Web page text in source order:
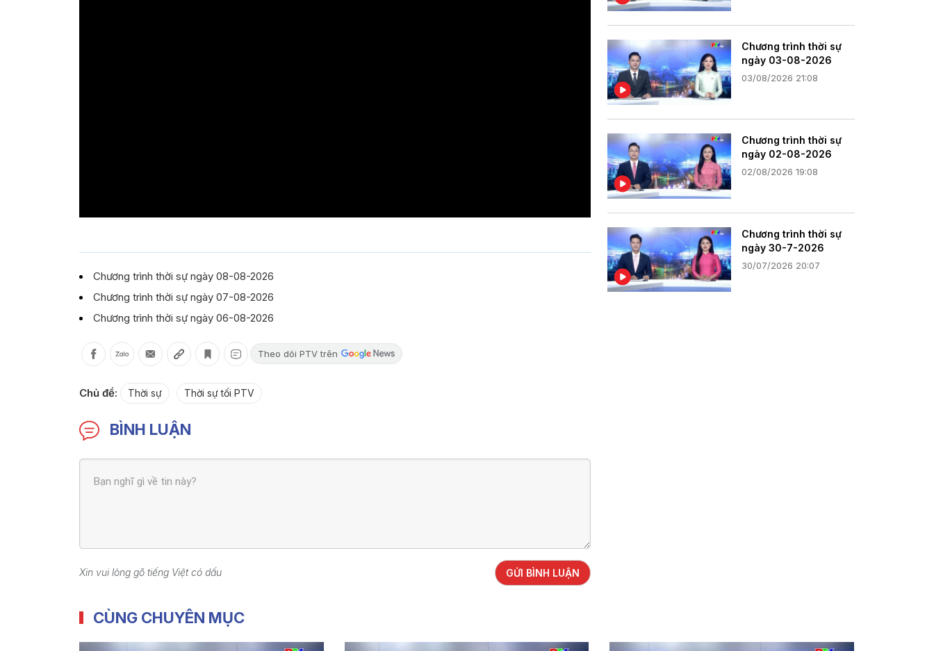
Chương trình thời sự ngày 08-08-2026
Chương trình thời sự ngày 07-08-2026
Chương trình thời sự ngày 06-08-2026
Theo dõi PTV trên
Chủ đề: Thời sự Thời sự tối PTV
BÌNH LUẬN
Xin vui lòng gõ tiếng Việt có dấu GỬI BÌNH LUẬN
Chương trình thời sự
ngày 03-08-2026
03/08/2026 21:08
Chương trình thời sự
ngày 02-08-2026
02/08/2026 19:08
Chương trình thời sự
ngày 30-7-2026
30/07/2026 20:07
CÙNG CHUYÊN MỤC